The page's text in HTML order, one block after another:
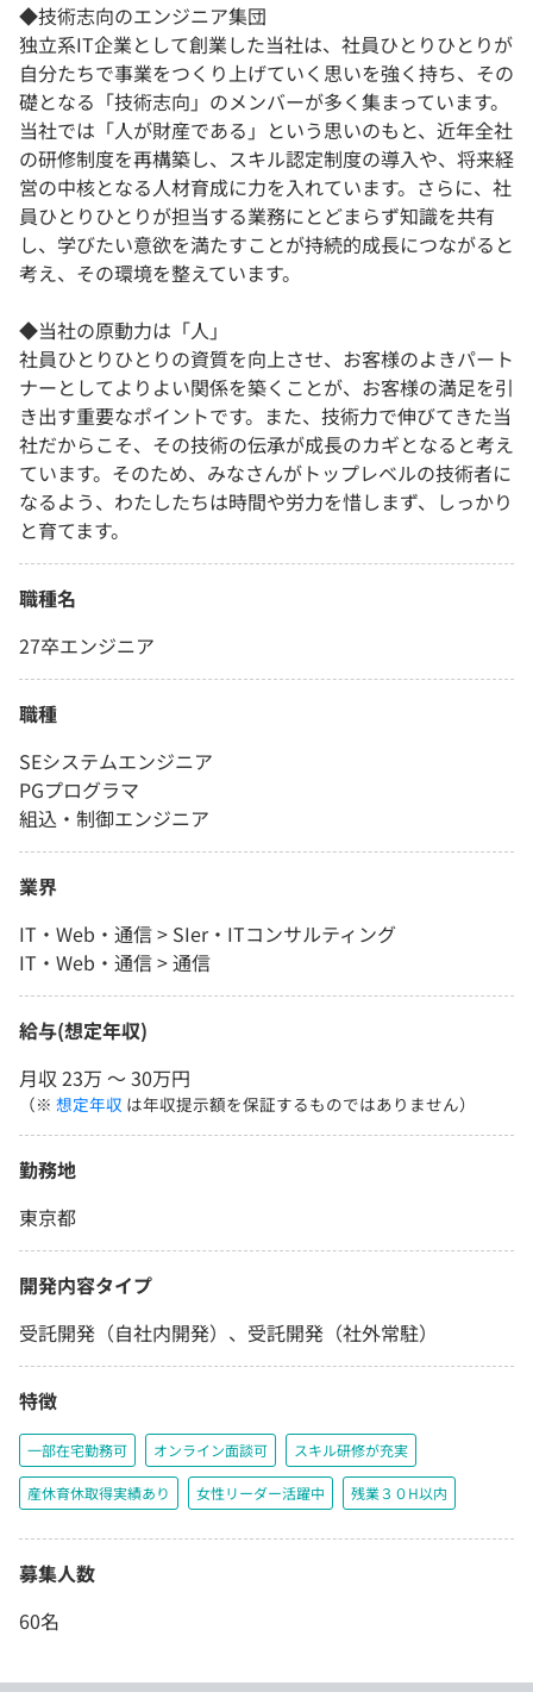
◆技術志向のエンジニア集団
独立系IT企業として創業した当社は、社員ひとりひとりが
自分たちで事業をつくり上げていく思いを強く持ち、その
礎となる「技術志向」のメンバーが多く集まっています。
当社では「人が財産である」という思いのもと、近年全社
の研修制度を再構築し、スキル認定制度の導入や、将来経
営の中核となる人材育成に力を入れています。さらに、社
員ひとりひとりが担当する業務にとどまらず知識を共有
し、学びたい意欲を満たすことが持続的成長につながると
考え、その環境を整えています。
◆当社の原動力は「人」
社員ひとりひとりの資質を向上させ、お客様のよきパート
ナーとしてよりよい関係を築くことが、お客様の満足を引
き出す重要なポイントです。また、技術力で伸びてきた当
社だからこそ、その技術の伝承が成長のカギとなると考え
ています。そのため、みなさんがトップレベルの技術者に
なるよう、わたしたちは時間や労力を惜しまず、しっかり
と育てます。
職種名
27卒エンジニア
職種
SEシステムエンジニア
PGプログラマ
組込・制御エンジニア
業界
IT・Web・通信 > SIer・ITコンサルティング
IT・Web・通信 > 通信
給与(想定年収)
月収 23万 〜 30万円
（※ 想定年収 は年収提示額を保証するものではありません）
勤務地
東京都
開発内容タイプ
受託開発（自社内開発）、受託開発（社外常駐）
特徴
一部在宅勤務可 オンライン面談可 スキル研修が充実
産休育休取得実績あり 女性リーダー活躍中 残業３０H以内
募集人数
60名